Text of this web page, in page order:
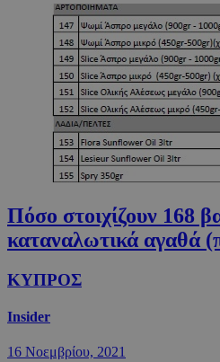
Πόσο στοιχίζουν 168
καταναλωτικά αγαθά
ΚΥΠΡΟΣ
Insider
16 Νοεμβρίου, 2021